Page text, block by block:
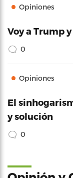
Opiniones
Voy a Trump
0
Opiniones
El
y solución
0